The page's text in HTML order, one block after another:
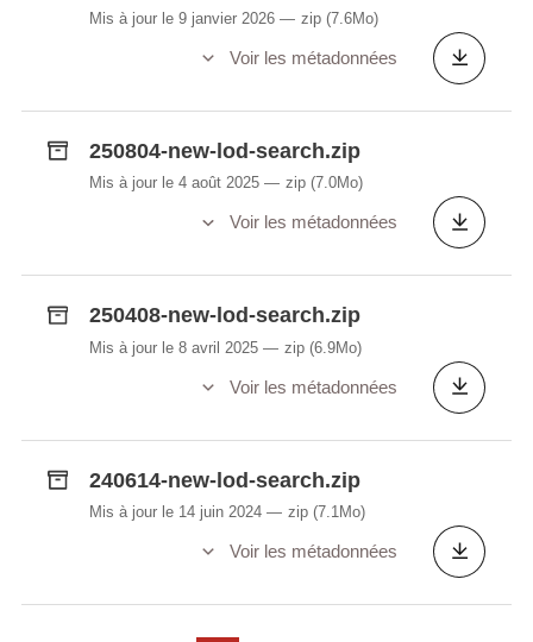
Mis à jour le 9 janvier 2026 zip (7.6Mo)
Voir les métadonnées
250804-new-lod-search.zip
Mis à jour le 4 août 2025 zip (7.0Mo)
Voir les métadonnées
250408-new-lod-search.zip
Mis à jour le 8 avril 2025 zip (6.9Mo)
Voir les métadonnées
240614-new-lod-search.zip
Mis à jour le 14 juin 2024 zip (7.1Mo)
Voir les métadonnées